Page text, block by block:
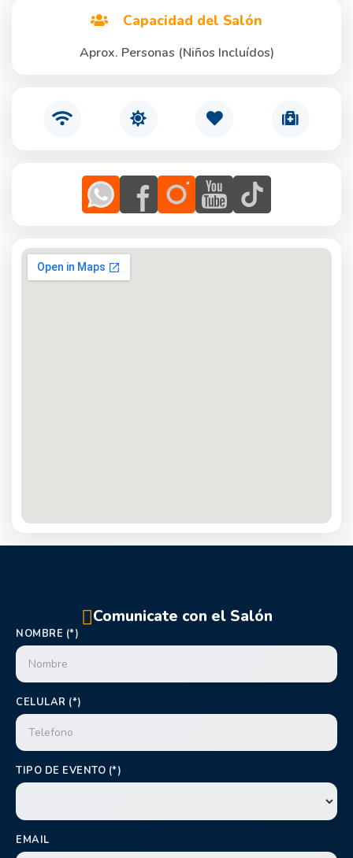
Capacidad del Salón
Aprox. Personas (Niños Incluídos)
Comunicate con el Salón
NOMBRE (*)
CELULAR (*)
TIPO DE EVENTO (*)
EMAIL